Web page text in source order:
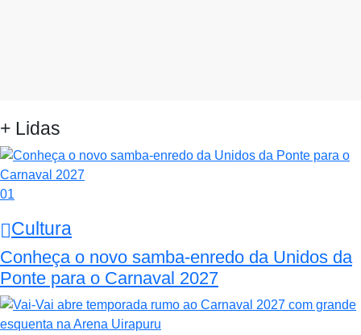
+ Lidas
01
Cultura
Conheça o novo samba-enredo da Unidos da
Ponte para o Carnaval 2027